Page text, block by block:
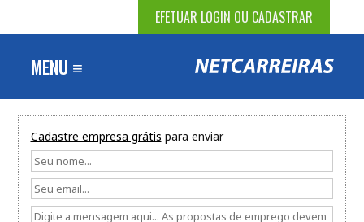
EFETUAR LOGIN OU CADASTRAR
MENU ≡
Cadastre empresa grátis para enviar